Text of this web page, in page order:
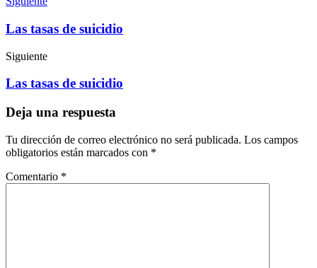
Las tasas de suicidio
Siguiente
Las tasas de suicidio
Deja una respuesta
Tu dirección de correo electrónico no será publicada. Los campos
obligatorios están marcados con *
Comentario *